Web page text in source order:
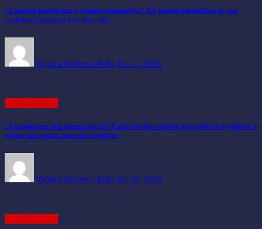
¿Compra inteligente o compra impulsiva? Así puedes identificar lo que
realmente mejorará tu día a día
Yajaira Pacheco Polo Jul 11, 2026
¿Encontraste una buena oferta? Estas son las señales que podrían ayudarte a
evitar una estafa antes de comprar
Yajaira Pacheco Polo Jul 10, 2026